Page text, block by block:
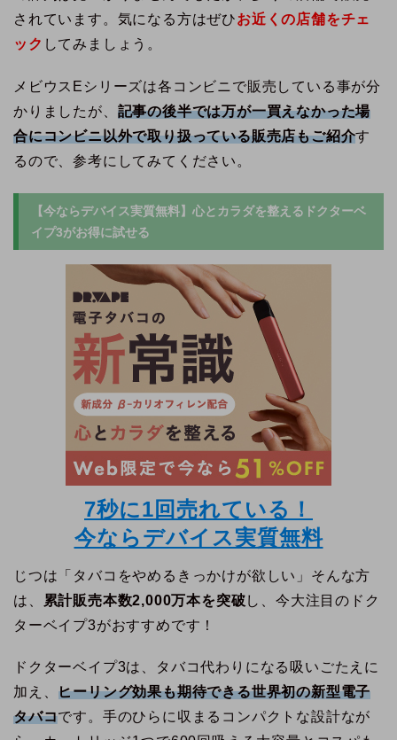
されています。気になる方はぜひお近くの店舗をチェ
ック してみましょう。
メビウスEシリーズは各コンビニで販売している事が分
かりましたが、 記事の後半では万が一買えなかった場
合にコンビニ以外で取り扱っている販売店もご紹介す
るので、参考にしてみてください。
【今ならデバイス実質無料】心とカラダを整えるドクターベ
イプ3がお得に試せる
7秒に1回売れている！
今ならデバイス実質無料
じつは「タバコをやめるきっかけが欲しい」そんな方
は、
累計販売本数2,000万本を突破し、今大注目のドク
ターベイプ3がおすすめです！
ドクターベイプ3は、タバコ代わりになる吸いごたえに
加え、 ヒーリング効果も期待できる世界初の新型電子
タバコです。手のひらに収まるコンパクトな設計なが